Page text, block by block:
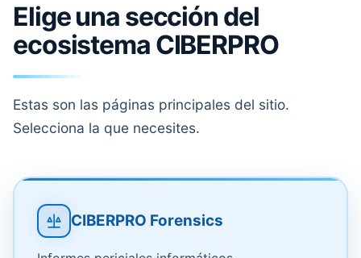
Elige una sección del
ecosistema CIBERPRO
Estas son las páginas principales del sitio.
Selecciona la que necesites.
CIBERPRO Forensics